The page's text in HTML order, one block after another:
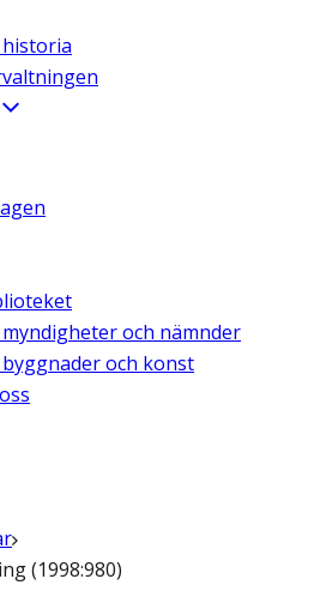
historia
och nämnder
och konst
(1998:980)